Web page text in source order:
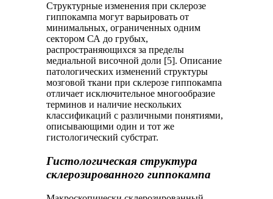
Структурные изменения при склерозе
гиппокампа могут варьировать от
минимальных, ограниченных одним
сектором СА до грубых,
распространяющихся за пределы
медиальной височной доли [5]. Описание
патологических изменений структуры
мозговой ткани при склерозе гиппокампа
отличает исключительное многообразие
терминов и наличие нескольких
классификаций с различными понятиями,
описывающими один и тот же
гистологический субстрат.
Гистологическая структура
склерозированного гиппокампа